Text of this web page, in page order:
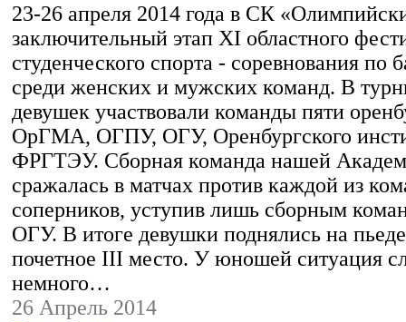
23-26 апреля 2014 года в СК
заключительный этап XI областного
студенческого спорта - соревнования по
среди женских и мужских команд. В
девушек участвовали команды пяти
ОрГМА, ОГПУ, ОГУ, Оренбургского
ФРГТЭУ. Сборная команда нашей
сражалась в матчах против каждой из
соперников, уступив лишь сборным
ОГУ. В итоге девушки поднялись на
почетное III место. У юношей ситуация
немного…
26 Апрель 2014